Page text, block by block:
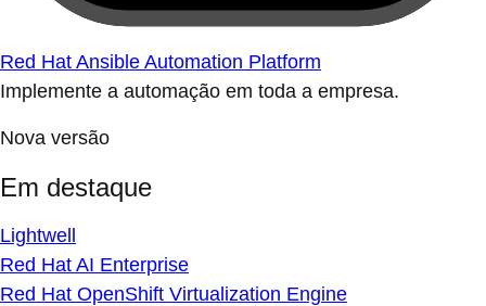
Red Hat Ansible Automation Platform
Implemente a automação em toda a empresa.
Nova versão
Em destaque
Lightwell
Red Hat AI Enterprise
Red Hat OpenShift Virtualization Engine